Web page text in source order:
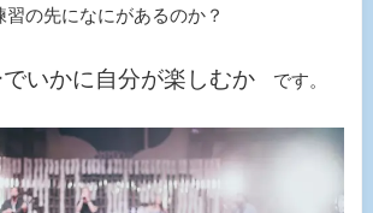
の先になにがあるのか？
いかに自分が楽しむかです。